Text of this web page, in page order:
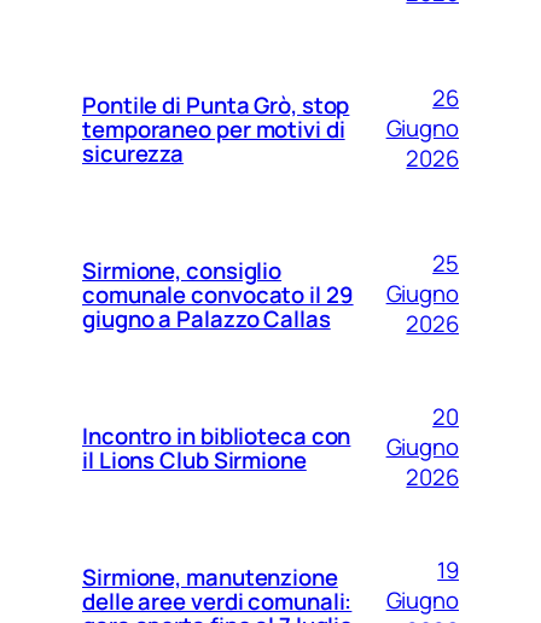
Pontile di Punta Grò, stop
temporaneo per motivi di
sicurezza
26
Giugno
2026
Sirmione, consiglio
comunale convocato il 29
giugno a Palazzo Callas
25
Giugno
2026
Incontro in biblioteca con
il Lions Club Sirmione
20
Giugno
2026
Sirmione, manutenzione
delle aree verdi comunali:
19
Giugno